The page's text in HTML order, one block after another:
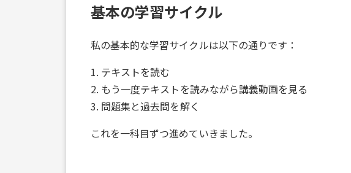
基本の学習サイクル
私の基本的な学習サイクルは以下の通りです：
1. テキストを読む
2. もう一度テキストを読みながら講義動画を見る
3. 問題集と過去問を解く
これを一科目ずつ進めていきました。